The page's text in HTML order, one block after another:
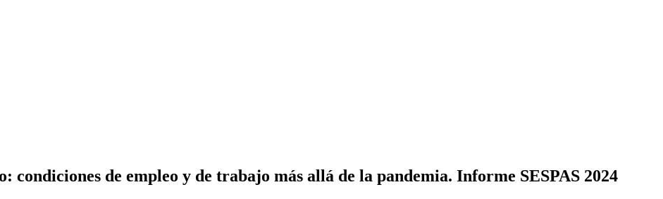
condiciones de empleo y de trabajo más allá de la pandemia. Informe SESPAS 2024